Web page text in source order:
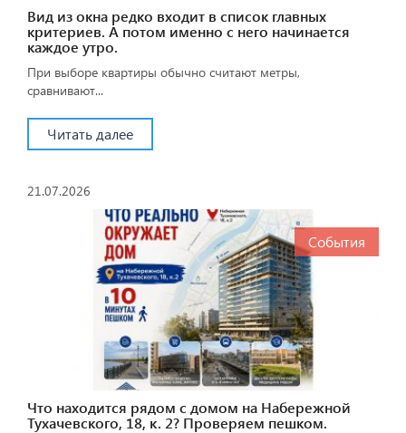
Вид из окна редко входит в список главных
критериев. А потом именно с него начинается
каждое утро.
При выборе квартиры обычно считают метры,
сравнивают...
Читать далее
21.07.2026
События
Что находится рядом с домом на Набережной
Тухачевского, 18, к. 2? Проверяем пешком.